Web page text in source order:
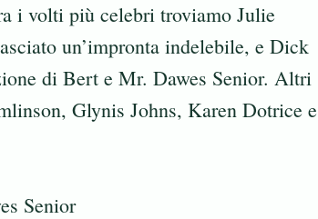
i volti più celebri troviamo Julie
un’impronta indelebile, e Dick
di Bert e Mr. Dawes Senior. Altri
Glynis Johns, Karen Dotrice e
Senior